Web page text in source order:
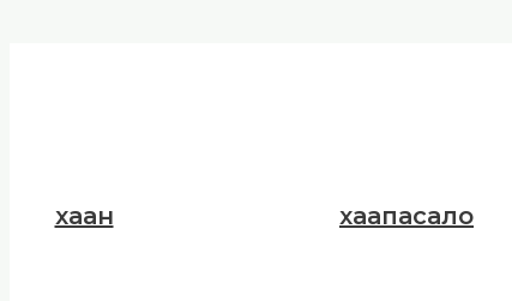
хаан хаапасало